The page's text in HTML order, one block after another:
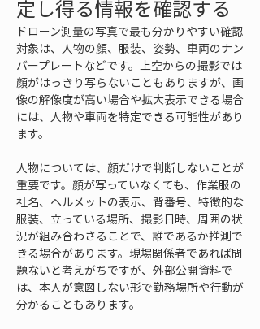
定し得る情報を確認する
ドローン測量の写真で最も分かりやすい確認
対象は、人物の顔、服装、姿勢、車両のナン
バープレートなどです。上空からの撮影では
顔がはっきり写らないこともありますが、画
像の解像度が高い場合や拡大表示できる場合
には、人物や車両を特定できる可能性があり
ます。
人物については、顔だけで判断しないことが
重要です。顔が写っていなくても、作業服の
社名、ヘルメットの表示、背番号、特徴的な
服装、立っている場所、撮影日時、周囲の状
況が組み合わさることで、誰であるか推測で
きる場合があります。現場関係者であれば問
題ないと考えがちですが、外部公開資料で
は、本人が意図しない形で勤務場所や行動が
分かることもあります。